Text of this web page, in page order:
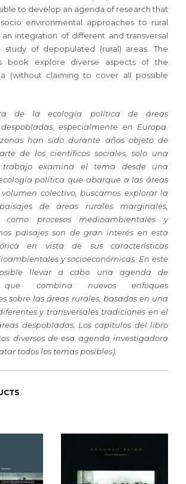
to develop an agenda of research that
environmental approaches to rural
integration of different and transversal
study of depopulated (rural) areas. The
book explore diverse aspects of the
(without claiming to cover all possible
de la ecología política de áreas
especialmente en Europa.
han sido durante años objeto de
de los científicos sociales, solo una
examina el tema desde una
política que abarque a las áreas
volumen colectivo, buscamos explorar la
de áreas rurales marginales,
como procesos medioambientales y
paisajes son de gran interés en esta
en vista de sus características
y socioeconómicas. En este
llevar a cabo una agenda de
que combina nuevos enfoques
sobre las áreas rurales, basados en una
y transversales tradiciones en el
despobladas. Los capítulos del libro
diversos de esa agenda investigadora
todos los temas posibles).